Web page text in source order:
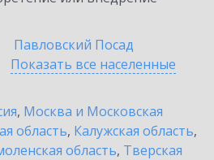
Павловский Посад
Показать все населенные
, Москва и Московская
область, Калужская область,
область, Тверская